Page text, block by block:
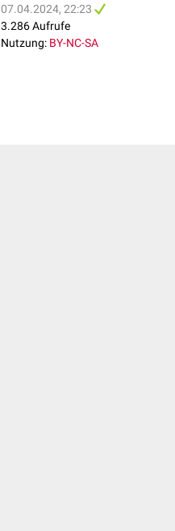
07.04.2024, 22:23
3.286 Aufrufe
Nutzung: BY-NC-SA